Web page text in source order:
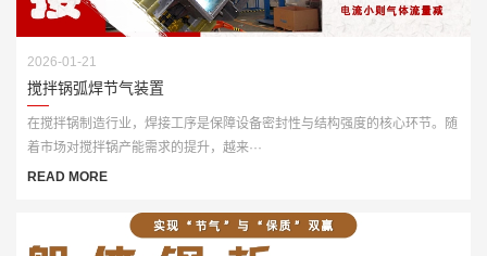
2026-01-21
搅拌锅弧焊节气装置
在搅拌锅制造行业，焊接工序是保障设备密封性与结构强度的核心环节。随
着市场对搅拌锅产能需求的提升，越来···
READ MORE